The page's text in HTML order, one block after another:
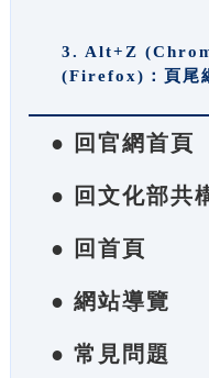
3. Alt+Z
(Firefox)：頁尾
● 回官網首頁
● 回文化部共
● 回首頁
● 網站導覽
● 常見問題